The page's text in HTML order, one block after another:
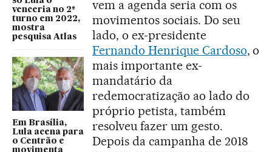
venceria no 2º
turno em 2022,
mostra
pesquisa Atlas
Em Brasília,
Lula acena para
o Centrão e
movimenta
vem a agenda seria com os
movimentos sociais. Do seu
lado, o ex-presidente
Fernando Henrique Cardoso, o
mais importante ex-
mandatário da
redemocratização ao lado do
próprio petista, também
resolveu fazer um gesto.
Depois da campanha de 2018